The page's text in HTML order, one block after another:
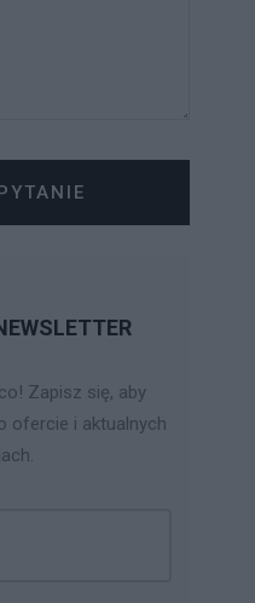
Zapisz się, aby
ofercie i aktualnych